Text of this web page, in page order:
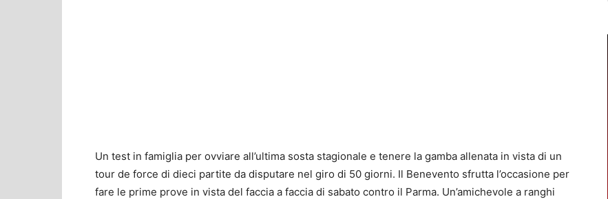
Un test in famiglia per ovviare all’ultima sosta stagionale e tenere la gamba allenata in vista di un
tour de force di dieci partite da disputare nel giro di 50 giorni. Il Benevento sfrutta l’occasione per
fare le prime prove in vista del faccia a faccia di sabato contro il Parma. Un’amichevole a ranghi